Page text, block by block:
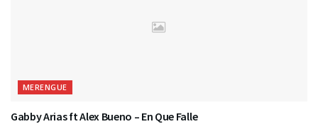
MERENGUE
Gabby Arias ft Alex Bueno – En Que Falle